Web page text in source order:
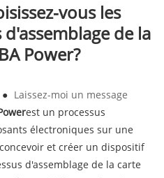
vous les
de la
Power?
● Laissez-moi un message
est un processus
électroniques sur une
et créer un dispositif
d'assemblage de la carte